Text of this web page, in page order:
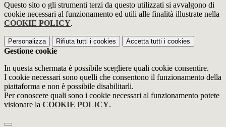
Questo sito o gli strumenti terzi da questo utilizzati si avvalgono di
cookie necessari al funzionamento ed utili alle finalità illustrate nella
COOKIE POLICY.
Personalizza Rifiuta tutti i cookies Accetta tutti i cookies
Gestione cookie
In questa schermata è possibile scegliere quali cookie consentire.
I cookie necessari sono quelli che consentono il funzionamento della
piattaforma e non è possibile disabilitarli.
Per conoscere quali sono i cookie necessari al funzionamento potete
visionare la COOKIE POLICY.